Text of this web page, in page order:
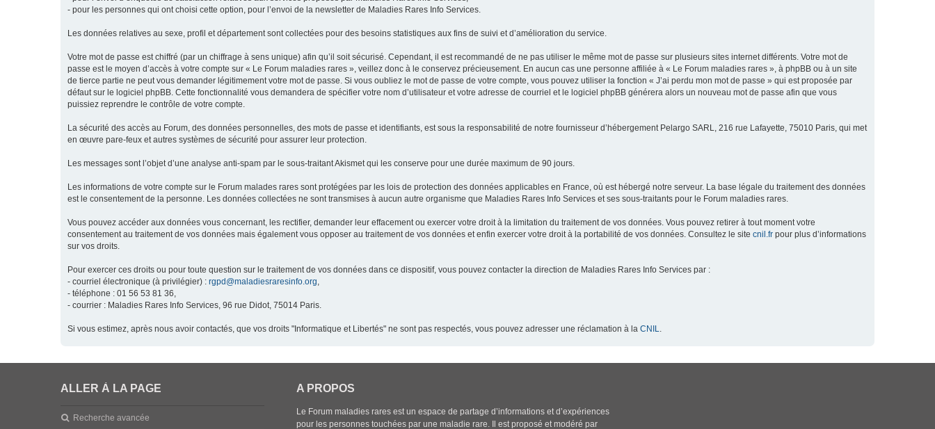
- pour les personnes qui ont choisi cette option, pour l’envoi de la newsletter de Maladies Rares Info Services.
Les données relatives au sexe, profil et département sont collectées pour des besoins statistiques aux fins de suivi et d’amélioration du service.
Votre mot de passe est chiffré (par un chiffrage à sens unique) afin qu’il soit sécurisé. Cependant, il est recommandé de ne pas utiliser le même mot de passe sur plusieurs sites internet différents. Votre mot de
passe est le moyen d’accès à votre compte sur « Le Forum maladies rares », veillez donc à le conservez précieusement. En aucun cas une personne affiliée à « Le Forum maladies rares », à phpBB ou à un site
de tierce partie ne peut vous demander légitimement votre mot de passe. Si vous oubliez le mot de passe de votre compte, vous pouvez utiliser la fonction « J’ai perdu mon mot de passe » qui est proposée par
défaut sur le logiciel phpBB. Cette fonctionnalité vous demandera de spécifier votre nom d’utilisateur et votre adresse de courriel et le logiciel phpBB générera alors un nouveau mot de passe afin que vous
puissiez reprendre le contrôle de votre compte.
La sécurité des accès au Forum, des données personnelles, des mots de passe et identifiants, est sous la responsabilité de notre fournisseur d’hébergement Pelargo SARL, 216 rue Lafayette, 75010 Paris, qui met
en œuvre pare-feux et autres systèmes de sécurité pour assurer leur protection.
Les messages sont l’objet d’une analyse anti-spam par le sous-traitant Akismet qui les conserve pour une durée maximum de 90 jours.
Les informations de votre compte sur le Forum malades rares sont protégées par les lois de protection des données applicables en France, où est hébergé notre serveur. La base légale du traitement des données
est le consentement de la personne. Les données collectées ne sont transmises à aucun autre organisme que Maladies Rares Info Services et ses sous-traitants pour le Forum maladies rares.
Vous pouvez accéder aux données vous concernant, les rectifier, demander leur effacement ou exercer votre droit à la limitation du traitement de vos données. Vous pouvez retirer à tout moment votre
consentement au traitement de vos données mais également vous opposer au traitement de vos données et enfin exercer votre droit à la portabilité de vos données. Consultez le site cnil.fr pour plus d’informations
sur vos droits.
Pour exercer ces droits ou pour toute question sur le traitement de vos données dans ce dispositif, vous pouvez contacter la direction de Maladies Rares Info Services par :
- courriel électronique (à privilégier) : rgpd@maladiesraresinfo.org,
- téléphone : 01 56 53 81 36,
- courrier : Maladies Rares Info Services, 96 rue Didot, 75014 Paris.
Si vous estimez, après nous avoir contactés, que vos droits "Informatique et Libertés" ne sont pas respectés, vous pouvez adresser une réclamation à la CNIL.
ALLER À LA PAGE
Recherche avancée
A PROPOS
Le Forum maladies rares est un espace de partage d’informations et d’expériences
pour les personnes touchées par une maladie rare. Il est proposé et modéré par